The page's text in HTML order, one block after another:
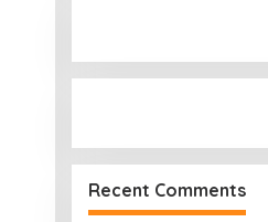
Recent Comments